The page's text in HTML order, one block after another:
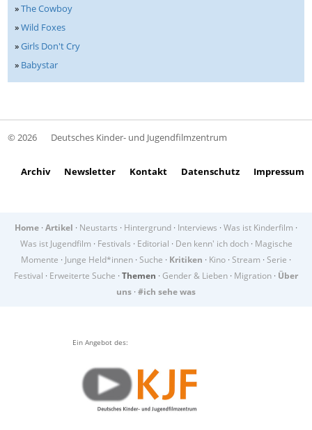
»The Cowboy
»Wild Foxes
»Girls Don't Cry
» Babystar
© 2026 Deutsches Kinder- und Jugendfilmzentrum
Archiv Newsletter Kontakt Datenschutz Impressum
Home · Artikel · Neustarts · Hintergrund · Interviews · Was ist Kinderfilm ·
Was ist Jugendfilm · Festivals · Editorial · Den kenn' ich doch· Magische
Momente · Junge Held*innen · Suche · Kritiken · Kino · Stream · Serie ·
Festival · Erweiterte Suche · Themen · Gender & Lieben · Migration · Über
uns · #ich sehe was
Ein Angebot des: